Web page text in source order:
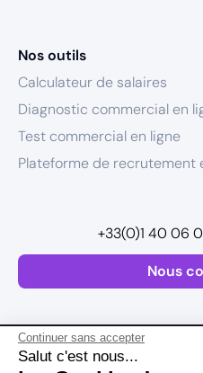
Continuer sans accepter
Salut c'est nous...
Nos outils
Calculateur de salaires
Diagnostic commercial en
Test commercial en ligne
Plateforme de recrutement
Nous
+33(0)1 40 06